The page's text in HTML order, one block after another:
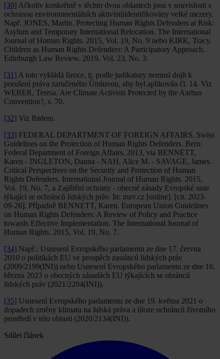
[30] Ačkoliv konkrétně v těchto dvou oblastech jsou v souvislosti s
ochranou environmnentálních aktivistůidentifikovány velké mezery.
Např. JONES, Martin. Protecting Human Rights Defenders at Risk:
Asylum and Temporary International Relocation. The International
Journal of Human Rights. 2015, Vol. 19, No. 9 nebo KIRK, Tracy.
Children as Human Rights Defenders: A Participatory Approach.
Edinburgh Law Review. 2019, Vol. 23, No. 3.
[31] A toto vykládá široce, tj. podle judikatury nemusí dojít k
porušení práva zaručeného Úmluvou, aby byl aplikován čl. 14. Viz
WEBER, Teresa. Are Climate Activists Protected by the Aarhus
Convention?, s. 70.
[32] Viz Ibidem.
[33] FEDERAL DEPARTMENT OF FOREIGN AFFAIRS. Swiss
Guidelines on the Protection of Human Rights Defenders. Bern:
Federal Department of Foreign Affairs, 2013, via BENNETT,
Karen - INGLETON, Danna - NAH, Alice M. - SAVAGE, James.
Critical Perspectives on the Security and Protection of Human
Rights Defenders. International Journal of Human Rights. 2015,
Vol. 19, No. 7, a Zajištění ochrany - obecné zásady Evropské unie
týkající se ochránců lidských práv. In: mzv.cz [online]. [cit. 2023-
09-26]. Případně BENNETT, Karen. European Union Guidelines
on Human Rights Defenders: A Review of Policy and Practice
towards Effective Implementation. The International Journal of
Human Rights. 2015, Vol. 19, No. 7.
[34] Např.: Usnesení Evropského parlamentu ze dne 17. června
2010 o politikách EU ve prospěch zastánců lidských práv
(2009/2199(INI)) nebo Usnesení Evropského parlamentu ze dne 16.
března 2023 o obecných zásadách EU týkajících se obránců
lidských práv (2021/2204(INI)).
[35] Usnesení Evropského parlamentu ze dne 19. května 2021 o
dopadech změny klimatu na lidská práva a úloze ochránců životního
prostředí v této oblasti (2020/2134(INI)).
Sdílet článek